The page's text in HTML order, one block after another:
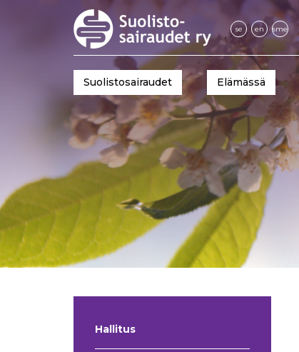
se en sme
Suolistosairaudet Elämässä
Hallitus